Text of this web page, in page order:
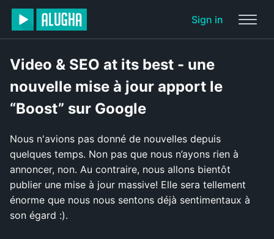
Sign in
Video & SEO at its best - une
nouvelle mise à jour apport le
“Boost” sur Google
Nous n'avions pas donné de nouvelles depuis
quelques temps. Non pas que nous n’ayons rien à
annoncer, non. Au contraire, nous allons bientôt
publier une mise à jour massive! Elle sera tellement
énorme que nous nous sentons déjà sentimentaux à
son égard :).